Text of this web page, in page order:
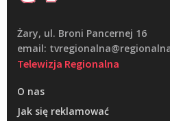
Żary, ul. Broni Pancernej 16
email:
Telewizja Regionalna
O nas
Jak się reklamować